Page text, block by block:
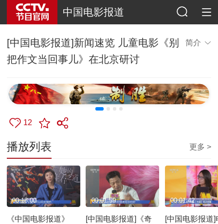
中国电影报道
[中国电影报道]新闻速览 儿童电影《别
把作文当回事儿》在北京研讨
简介
12
播放列表 更多 >
《中国电影报道》
00:18:00
[中国电影报道]《奇
00:01:59
[中国电影报道]
00:01:42